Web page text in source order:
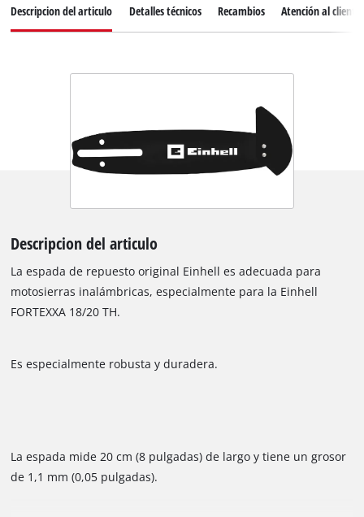
Descripcion del articulo Detalles técnicos Recambios Atención al cliente
Descripcion del articulo
La espada de repuesto original Einhell es adecuada para
motosierras inalámbricas, especialmente para la Einhell
FORTEXXA 18/20 TH.
Es especialmente robusta y duradera.
La espada mide 20 cm (8 pulgadas) de largo y tiene un grosor
de 1,1 mm (0,05 pulgadas).